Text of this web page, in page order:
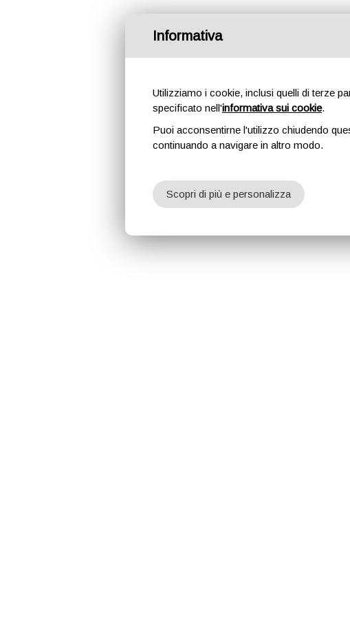
Informativa
Utilizziamo i cookie, inclusi quelli di terze
specificato nell'informativa sui cookie.
Puoi acconsentirne l'utilizzo chiudendo
continuando a navigare in altro modo.
Scopri di più e personalizza